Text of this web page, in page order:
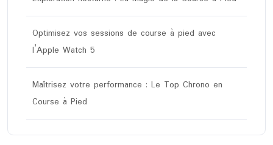
Optimisez vos sessions de course à pied avec
l’Apple Watch 5
Maîtrisez votre performance : Le Top Chrono en
Course à Pied